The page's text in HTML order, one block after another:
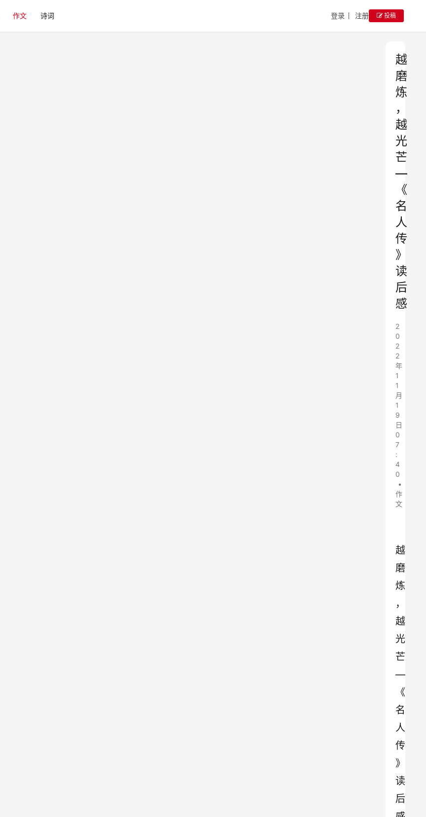
作文 诗词 登录 注册 投稿
越
磨
炼
，
越
光
芒
—
《
名
人
传
》
读
后
感
2
0
2
2
年
1
1
月
1
9
日
0
7
:
4
0
•
作
文
越
磨
炼
，
越
光
芒
—
《
名
人
传
》
读
后